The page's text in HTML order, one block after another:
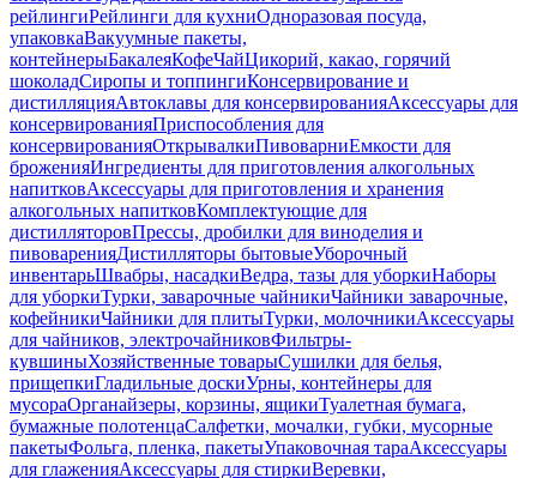
рейлингиРейлинги для кухниОдноразовая посуда,
упаковкаВакуумные пакеты,
контейнерыБакалеяКофеЧайЦикорий, какао, горячий
шоколадСиропы и топпингиКонсервирование и
дистилляцияАвтоклавы для консервированияАксессуары для
консервированияПриспособления для
консервированияОткрывалкиПивоварниЕмкости для
броженияИнгредиенты для приготовления алкогольных
напитковАксессуары для приготовления и хранения
алкогольных напитковКомплектующие для
дистилляторовПрессы, дробилки для виноделия и
пивоваренияДистилляторы бытовыеУборочный
инвентарьШвабры, насадкиВедра, тазы для уборкиНаборы
для уборкиТурки, заварочные чайникиЧайники заварочные,
кофейникиЧайники для плитыТурки, молочникиАксессуары
для чайников, электрочайниковФильтры-
кувшиныХозяйственные товарыСушилки для белья,
прищепкиГладильные доскиУрны, контейнеры для
мусораОрганайзеры, корзины, ящикиТуалетная бумага,
бумажные полотенцаСалфетки, мочалки, губки, мусорные
пакетыФольга, пленка, пакетыУпаковочная тараАксессуары
для глаженияАксессуары для стиркиВеревки,